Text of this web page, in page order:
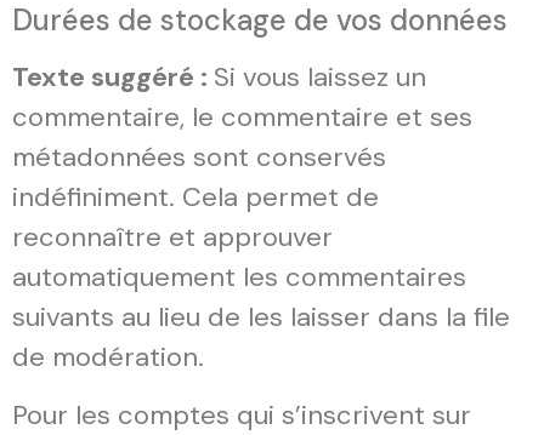
Durées de stockage de vos données
Texte suggéré : Si vous laissez un
commentaire, le commentaire et ses
métadonnées sont conservés
indéfiniment. Cela permet de
reconnaître et approuver
automatiquement les commentaires
suivants au lieu de les laisser dans la file
de modération.
Pour les comptes qui s’inscrivent sur